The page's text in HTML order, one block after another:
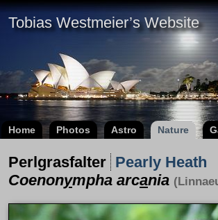
Tobias Westmeier’s Website
Home Photos Astro Nature
Perlgrasfalter Pearly Heath
Coenonympha arcania